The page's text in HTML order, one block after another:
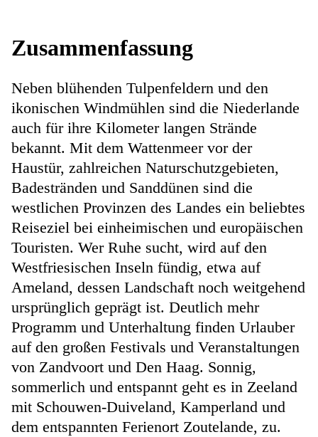
Zusammenfassung
Neben blühenden Tulpenfeldern und den
ikonischen Windmühlen sind die Niederlande
auch für ihre Kilometer langen Strände
bekannt. Mit dem Wattenmeer vor der
Haustür, zahlreichen Naturschutzgebieten,
Badestränden und Sanddünen sind die
westlichen Provinzen des Landes ein beliebtes
Reiseziel bei einheimischen und europäischen
Touristen. Wer Ruhe sucht, wird auf den
Westfriesischen Inseln fündig, etwa auf
Ameland, dessen Landschaft noch weitgehend
ursprünglich geprägt ist. Deutlich mehr
Programm und Unterhaltung finden Urlauber
auf den großen Festivals und Veranstaltungen
von Zandvoort und Den Haag. Sonnig,
sommerlich und entspannt geht es in Zeeland
mit Schouwen-Duiveland, Kamperland und
dem entspannten Ferienort Zoutelande, zu.